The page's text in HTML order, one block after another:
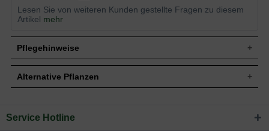
Lesen Sie von weiteren Kunden gestellte Fragen zu diesem
Artikel mehr
Pflegehinweise
Pflanz- und Pflegetipps Anemone tomentosa
Alternative Pflanzen
Sie suchen eine Alternative?
Service Hotline